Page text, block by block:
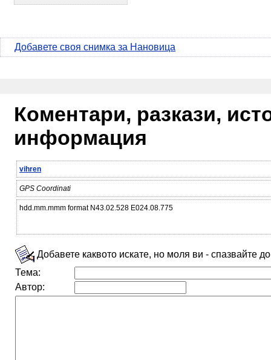
Добавете своя снимка за Нановица
Коментари, разкази,
информация
vihren
GPS Coordinati
hdd.mm.mmm format N43.02.528 E024.08.775
Добавете каквото искате, но моля ви - спазвайте
Тема:
Автор: